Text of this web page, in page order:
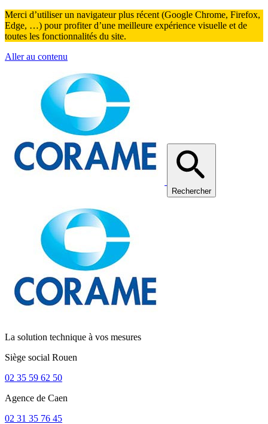
Merci d’utiliser un navigateur plus récent (Google Chrome, Firefox,
Edge, …) pour profiter d’une meilleure expérience visuelle et de
toutes les fonctionnalités du site.
Aller au contenu
Rechercher
La solution technique à vos mesures
Siège social Rouen
02 35 59 62 50
Agence de Caen
02 31 35 76 45